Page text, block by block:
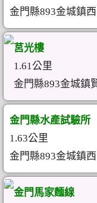
金門縣893金城鎮
莒光樓
1.61公里
金門縣893金城鎮
金門縣水產試驗所
1.63公里
金門縣893金城鎮
金門馬家麵線